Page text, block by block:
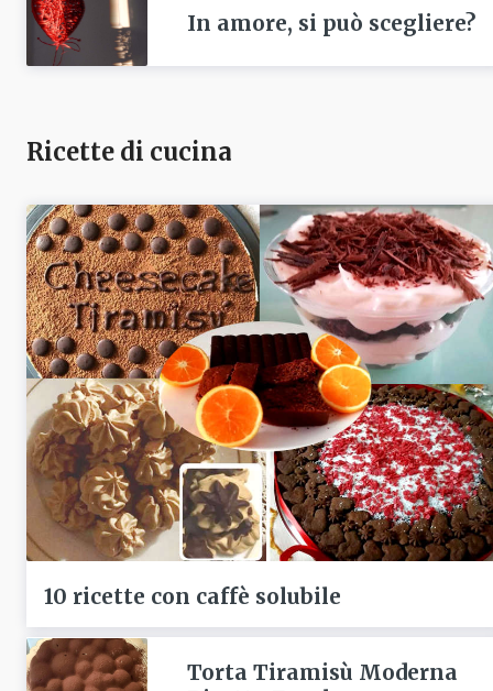
In amore, si può scegliere?
Ricette di cucina
10 ricette con caffè solubile
Torta Tiramisù Moderna